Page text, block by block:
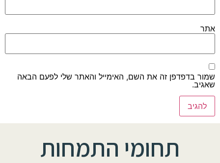
אתר
שמור בדפדפן זה את השם, האימייל והאתר שלי לפעם הבאה
שאגיב.
תחומי התמחות